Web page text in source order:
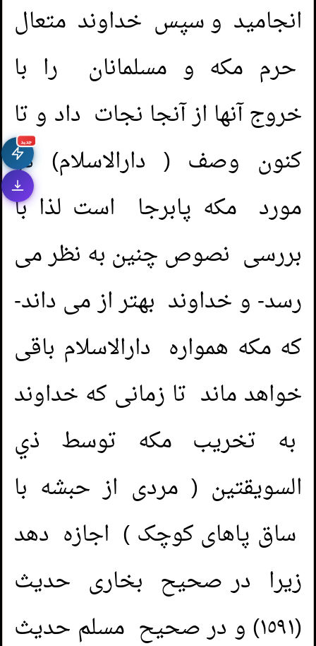
جديد
انجامید و سپس خداوند متعال
حرم مکه و مسلمانان را با
خروج آنها از آنجا نجات داد و تا
کنون وصف ( دارالاسلام) در
مورد مکه پابرجا است لذا با
بررسی نصوص چنین به نظر می
رسد- و خداوند بهتر از می داند-
که مکه همواره دارالاسلام باقی
خواهد ماند تا زمانی که خداوند
به تخریب مکه توسط ذي
السويقتين ( مردی از حبشه با
ساق پاهای کوچک ) اجازه دهد
زیرا در صحیح بخاری حدیث
(١٥٩١) و در صحيح مسلم حديث